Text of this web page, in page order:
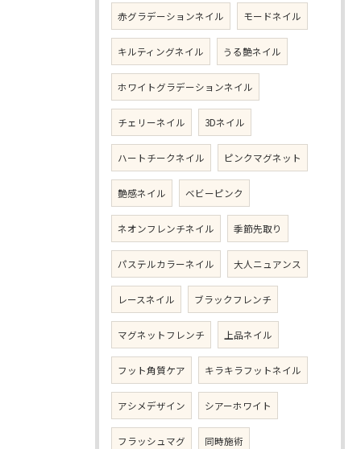
赤グラデーションネイル モードネイル
キルティングネイル うる艶ネイル
ホワイトグラデーションネイル
チェリーネイル 3Dネイル
ハートチークネイル ピンクマグネット
艶感ネイル ベビーピンク
ネオンフレンチネイル 季節先取り
パステルカラーネイル 大人ニュアンス
レースネイル ブラックフレンチ
マグネットフレンチ 上品ネイル
フット角質ケア キラキラフットネイル
アシメデザイン シアーホワイト
フラッシュマグ 同時施術